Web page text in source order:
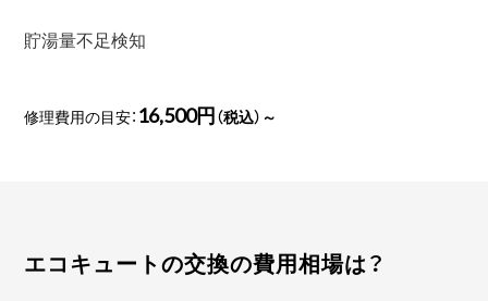
貯湯量不足検知
修理費用の目安： 16,500円（税込）～
エコキュートの交換の費用相場は？